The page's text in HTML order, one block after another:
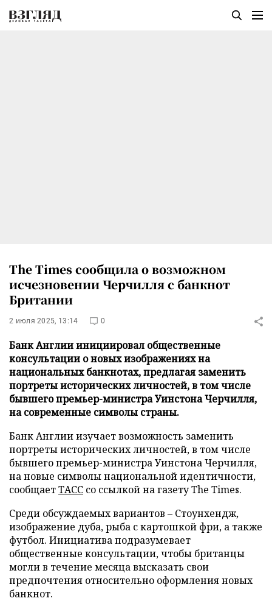
The Times сообщила о возможном
исчезновении Черчилля с банкнот
Британии
2 июля 2025, 13:14 0
Банк Англии инициировал общественные
консультации о новых изображениях на
национальных банкнотах, предлагая заменить
портреты исторических личностей, в том числе
бывшего премьер-министра Уинстона Черчилля,
на современные символы страны.
Банк Англии изучает возможность заменить
портреты исторических личностей, в том числе
бывшего премьер-министра Уинстона Черчилля,
на новые символы национальной идентичности,
сообщаетТАСС со ссылкой на газету The Times.
Среди обсуждаемых вариантов – Стоунхендж,
изображение дуба, рыба с картошкой фри, а также
футбол. Инициатива подразумевает
общественные консультации, чтобы британцы
могли в течение месяца высказать свои
предпочтения относительно оформления новых
банкнот.